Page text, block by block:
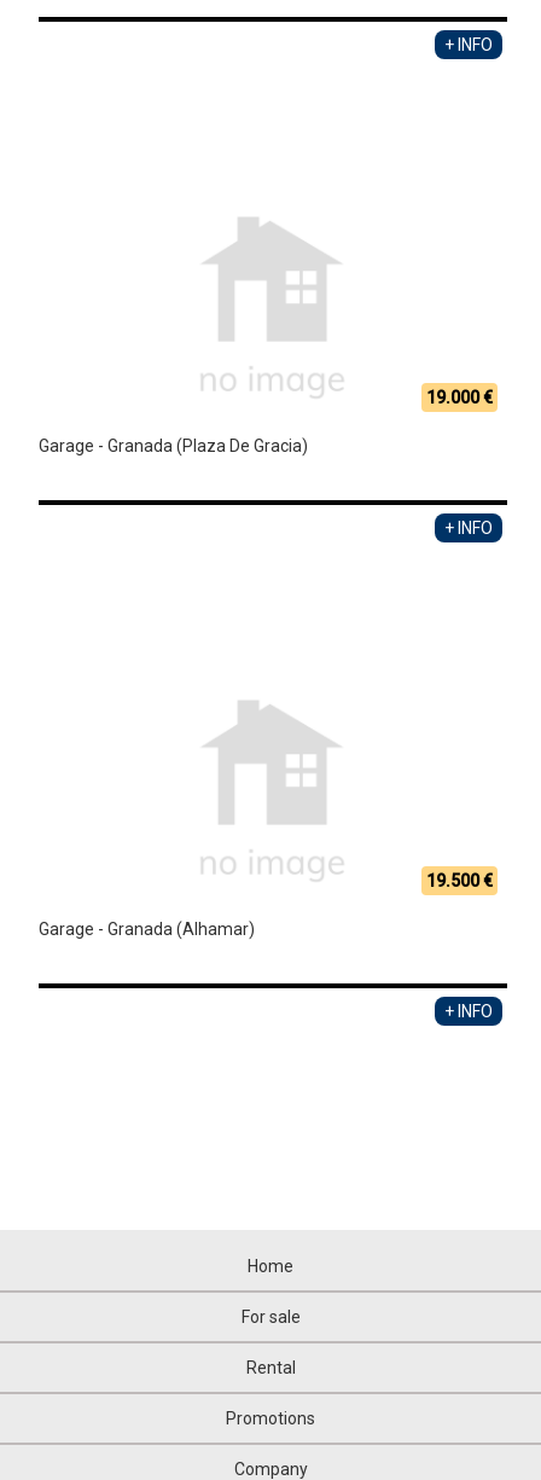
+ INFO
19.000 €
Garage - Granada (Plaza De Gracia)
+ INFO
19.500 €
Garage - Granada (Alhamar)
+ INFO
Home
For sale
Rental
Promotions
Company